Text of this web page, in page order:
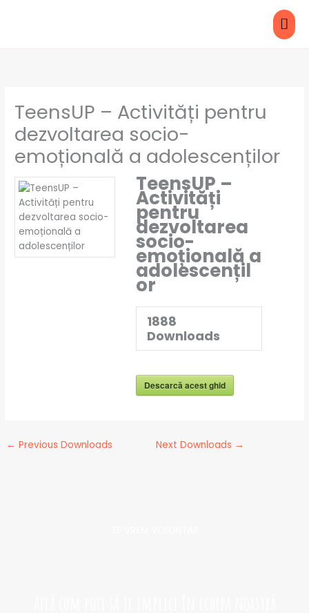
TeensUP – Activități pentru
dezvoltarea socio-
emoțională a adolescenților
TeensUP –
Activități
pentru
dezvoltarea
socio-
emoțională a
adolescențil
or
1888
Downloads
Descarcă acest ghid
← Previous Downloads Next Downloads →